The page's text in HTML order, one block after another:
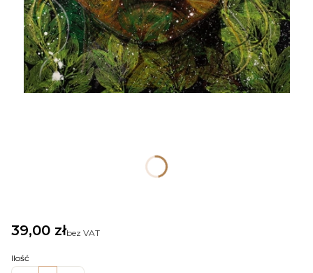
Cena
39,00 złbez VAT
Ilość